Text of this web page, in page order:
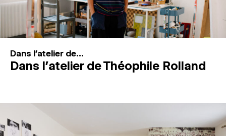
Connexion
Dans l'atelier de...
Dans l’atelier de Théophile Rolland